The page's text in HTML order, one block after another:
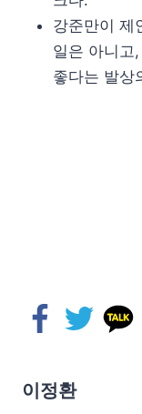
강준만이 제
일은 아니고
좋다는 발상
이정환